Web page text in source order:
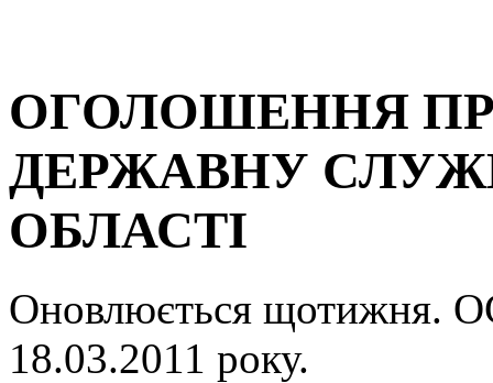
ОГОЛОШЕННЯ
ДЕРЖАВНУ
ОБЛАСТІ
Оновлюється
18.03.2011 року.